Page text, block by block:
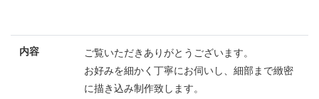
内容
ご覧いただきありがとうございます。
お好みを細かく丁寧にお伺いし、細部まで緻密
に描き込み制作致します。